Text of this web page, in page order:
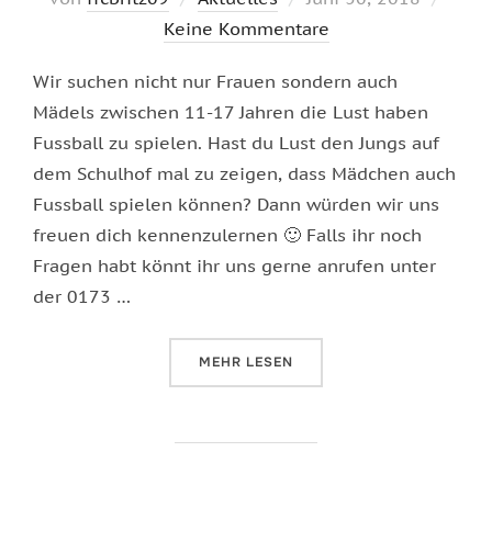
am
Keine Kommentare
Wir suchen nicht nur Frauen sondern auch
Mädels zwischen 11-17 Jahren die Lust haben
Fussball zu spielen. Hast du Lust den Jungs auf
dem Schulhof mal zu zeigen, dass Mädchen auch
Fussball spielen können? Dann würden wir uns
freuen dich kennenzulernen 🙂 Falls ihr noch
Fragen habt könnt ihr uns gerne anrufen unter
der 0173 …
MEHR ÜBER „MÄDCHEN FÜR TEAM
LESEN